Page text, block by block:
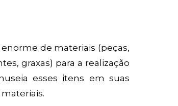
de materiais (peças,
graxas) para a realização
esses itens em suas